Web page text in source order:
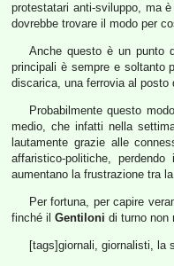
protestatari anti-sviluppo, ma
dovrebbe trovare il modo per
Anche questo è un punto
principali è sempre e soltanto
discarica, una ferrovia al posto
Probabilmente questo
medio, che infatti nella
lautamente grazie alle
affaristico-politiche,
aumentano la frustrazione tra
Per fortuna, per capire
finché il Gentiloni di turno non
[tags]giornali, giornalisti, la